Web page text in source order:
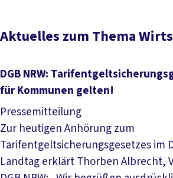
Aktuelles zum Thema
DGB NRW:
für Kommunen gelten!
Pressemitteilung
Zur heutigen Anhörung zum
Tarifentgeltsicherungsgesetzes im
Landtag erklärt Thorben Albrecht,